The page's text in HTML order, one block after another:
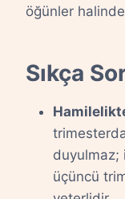
öğünler
Sıkça
üçüncü